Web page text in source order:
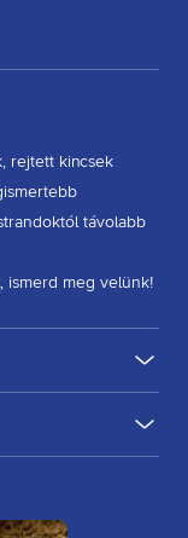
rejtett kincsek
távolabb
ismerd meg velünk!